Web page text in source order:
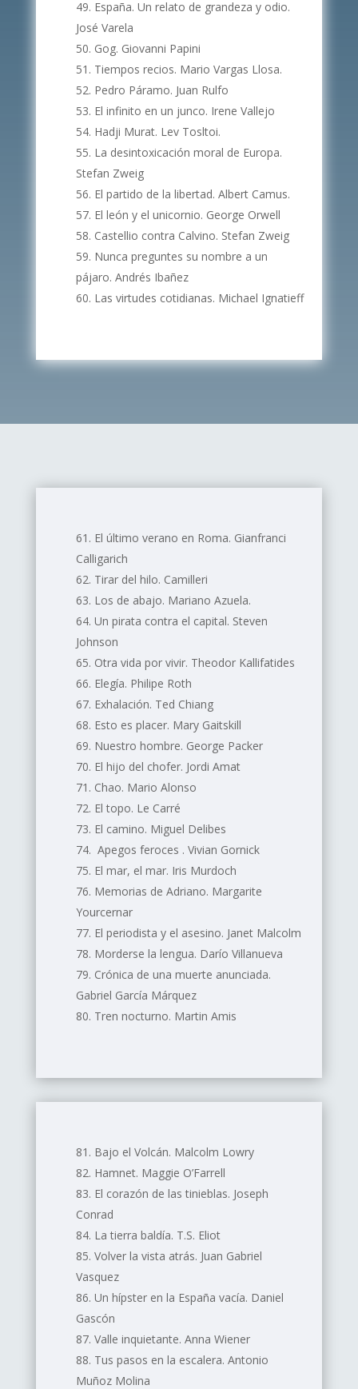
España. Un relato de grandeza y odio.
José Varela
Gog. Giovanni Papini
Tiempos recios. Mario Vargas Llosa.
Pedro Páramo. Juan Rulfo
El infinito en un junco. Irene Vallejo
Hadji Murat. Lev Tosltoi.
La desintoxicación moral de Europa.
Stefan Zweig
El partido de la libertad. Albert Camus.
El león y el unicornio. George Orwell
Castellio contra Calvino. Stefan Zweig
Nunca preguntes su nombre a un
pájaro. Andrés Ibañez
Las virtudes cotidianas. Michael Ignatieff
El último verano en Roma. Gianfranci
Calligarich
Tirar del hilo. Camilleri
Los de abajo. Mariano Azuela.
Un pirata contra el capital. Steven
Johnson
Otra vida por vivir. Theodor Kallifatides
Elegía. Philipe Roth
Exhalación. Ted Chiang
Esto es placer. Mary Gaitskill
Nuestro hombre. George Packer
El hijo del chofer. Jordi Amat
Chao. Mario Alonso
El topo. Le Carré
El camino. Miguel Delibes
Apegos feroces . Vivian Gornick
El mar, el mar. Iris Murdoch
Memorias de Adriano. Margarite
Yourcernar
El periodista y el asesino. Janet Malcolm
Morderse la lengua. Darío Villanueva
Crónica de una muerte anunciada.
Gabriel García Márquez
Tren nocturno. Martin Amis
Bajo el Volcán. Malcolm Lowry
Hamnet. Maggie O’Farrell
El corazón de las tinieblas. Joseph
Conrad
La tierra baldía. T.S. Eliot
Volver la vista atrás. Juan Gabriel
Vasquez
Un hípster en la España vacía. Daniel
Gascón
Valle inquietante. Anna Wiener
Tus pasos en la escalera. Antonio
Muñoz Molina